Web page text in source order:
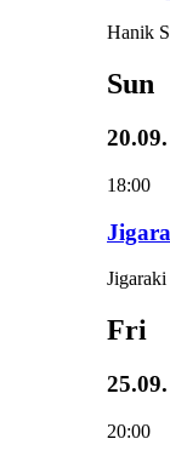
Hanik
Sun
20.09.
18:00
Jigaraki
Fri
25.09.
20:00